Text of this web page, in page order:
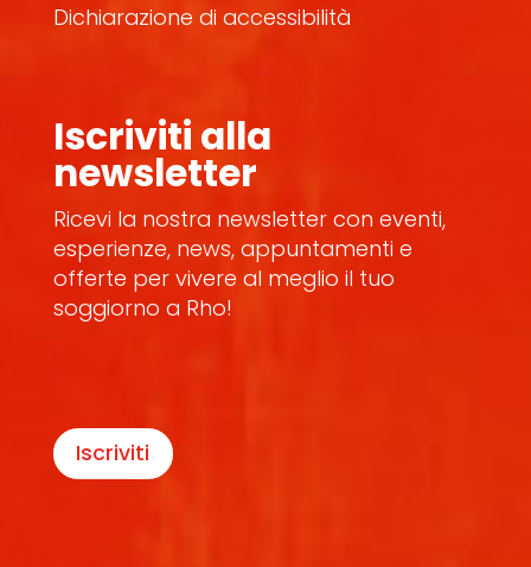
Dichiarazione di accessibilità
Iscriviti alla
newsletter
Ricevi la nostra newsletter con eventi,
esperienze, news, appuntamenti e
offerte per vivere al meglio il tuo
soggiorno a Rho!
Iscriviti